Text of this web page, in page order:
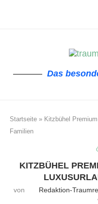
Das
Startseite » Kitzbühel
Familien
KITZBÜHEL
von Redaktion-